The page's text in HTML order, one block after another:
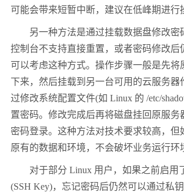
可能会带来短暂中断，建议在低峰期进行
另一种方法是通过挂载数据盘修改密
控制台不支持直接重置，或者密码修改后
可以考虑这种方式。操作步骤一般是先将
下来，然后挂载到另一台可用的云服务器
过修改系统配置文件(如 Linux 的 /etc/
置密码。修改完成后再将磁盘挂回原服务
密码登录。这种方法对技术要求较高，但
原有的数据和环境，不会破坏业务运行环
对于部分 Linux 用户，如果之前启用
(SSH Key)，忘记密码后仍然可以通过私